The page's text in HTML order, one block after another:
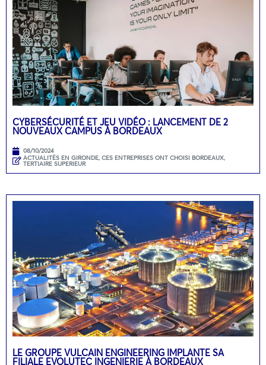
CYBERSÉCURITÉ ET JEU VIDÉO : LANCEMENT DE 2
NOUVEAUX CAMPUS À BORDEAUX
08/10/2024
ACTUALITÉS EN GIRONDE, CES ENTREPRISES ONT CHOISI BORDEAUX,
TERTIAIRE SUPERIEUR
LE GROUPE VULCAIN ENGINEERING IMPLANTE SA
FILIALE EVOLUTEC INGENIERIE À BORDEAUX